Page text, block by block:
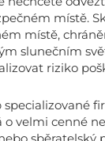
místě.
místě,
slunečním
riziko
specializované
o velmi cenné